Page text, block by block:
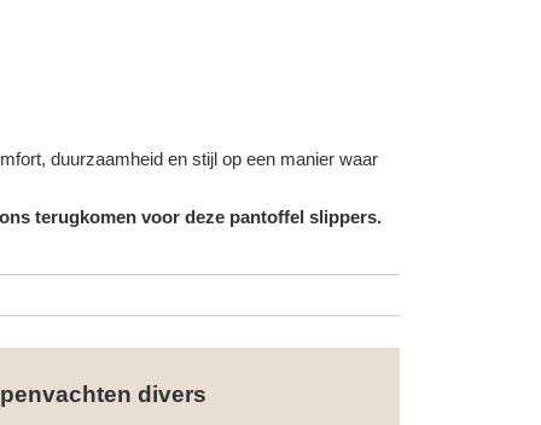
duurzaamheid en stijl op een manier waar
terugkomen voor deze pantoffel slippers.
divers